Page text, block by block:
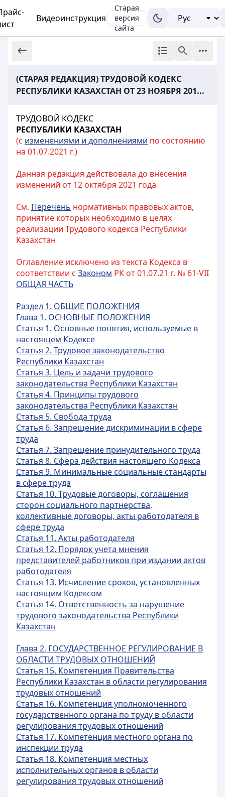
Видеоинструкция
Старая
версия
сайта
(СТАРАЯ РЕДАКЦИЯ) ТРУДОВОЙ КОДЕКС
РЕСПУБЛИКИ КАЗАХСТАН ОТ 23 НОЯБРЯ 201...
ТРУДОВОЙ КОДЕКС
РЕСПУБЛИКИ КАЗАХСТАН
(с изменениями и дополнениями по состоянию
на 01.07.2021 г.)
Данная редакция действовала до внесения
изменений от 12 октября 2021 года
См. Перечень нормативных правовых актов,
принятие которых необходимо в целях
реализации Трудового кодекса Республики
Казахстан
Оглавление исключено из текста Кодекса в
соответствии с Законом РК от 01.07.21 г. № 61-VII
ОБЩАЯ ЧАСТЬ
Раздел 1. ОБЩИЕ ПОЛОЖЕНИЯ
Глава 1. ОСНОВНЫЕ ПОЛОЖЕНИЯ
Статья 1. Основные понятия, используемые в
настоящем Кодексе
Статья 2. Трудовое законодательство
Республики Казахстан
Статья 3. Цель и задачи трудового
законодательства Республики Казахстан
Статья 4. Принципы трудового
законодательства Республики Казахстан
Статья 5. Свобода труда
Статья 6. Запрещение дискриминации в сфере
труда
Статья 7. Запрещение принудительного труда
Статья 8. Сфера действия настоящего Кодекса
Статья 9. Минимальные социальные стандарты
в сфере труда
Статья 10. Трудовые договоры, соглашения
сторон социального партнерства,
коллективные договоры, акты работодателя в
сфере труда
Статья 11. Акты работодателя
Статья 12. Порядок учета мнения
представителей работников при издании актов
работодателя
Статья 13. Исчисление сроков, установленных
настоящим Кодексом
Статья 14. Ответственность за нарушение
трудового законодательства Республики
Казахстан
Глава 2. ГОСУДАРСТВЕННОЕ РЕГУЛИРОВАНИЕ В
ОБЛАСТИ ТРУДОВЫХ ОТНОШЕНИЙ
Статья 15. Компетенция Правительства
Республики Казахстан в области регулирования
трудовых отношений
Статья 16. Компетенция уполномоченного
государственного органа по труду в области
регулирования трудовых отношений
Статья 17. Компетенция местного органа по
инспекции труда
Статья 18. Компетенция местных
исполнительных органов в области
регулирования трудовых отношений